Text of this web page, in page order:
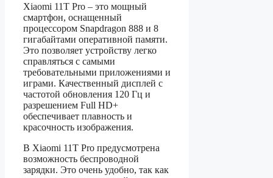
Xiaomi 11T Pro – это мощный
смартфон, оснащенный
процессором Snapdragon 888 и 8
гигабайтами оперативной памяти.
Это позволяет устройству легко
справляться с самыми
требовательными приложениями и
играми. Качественный дисплей с
частотой обновления 120 Гц и
разрешением Full HD+
обеспечивает плавность и
красочность изображения.
В Xiaomi 11T Pro предусмотрена
возможность беспроводной
зарядки. Это очень удобно, так как